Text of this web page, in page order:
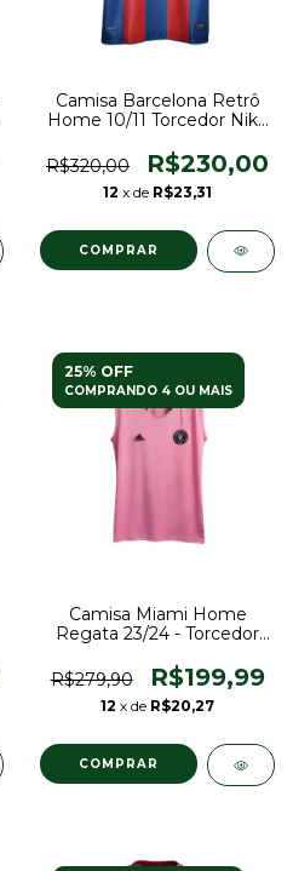
Camisa Barcelona Retrô
Home 10/11 Torcedor Nike
Azul
R$320,00 R$230,00
12 x de R$23,31
COMPRAR
25% OFF
COMPRANDO 4 OU MAIS
Camisa Miami Home
Regata 23/24 - Torcedor
R$279,90
R$199,99
12 x de R$20,27
COMPRAR